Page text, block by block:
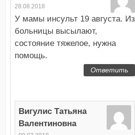
28.08.2018
У мамы инсульт 19 августа. Из
больницы высылают,
состояние тяжелое, нужна
помощь.
Ответить
Вигулис Татьяна
Валентиновна